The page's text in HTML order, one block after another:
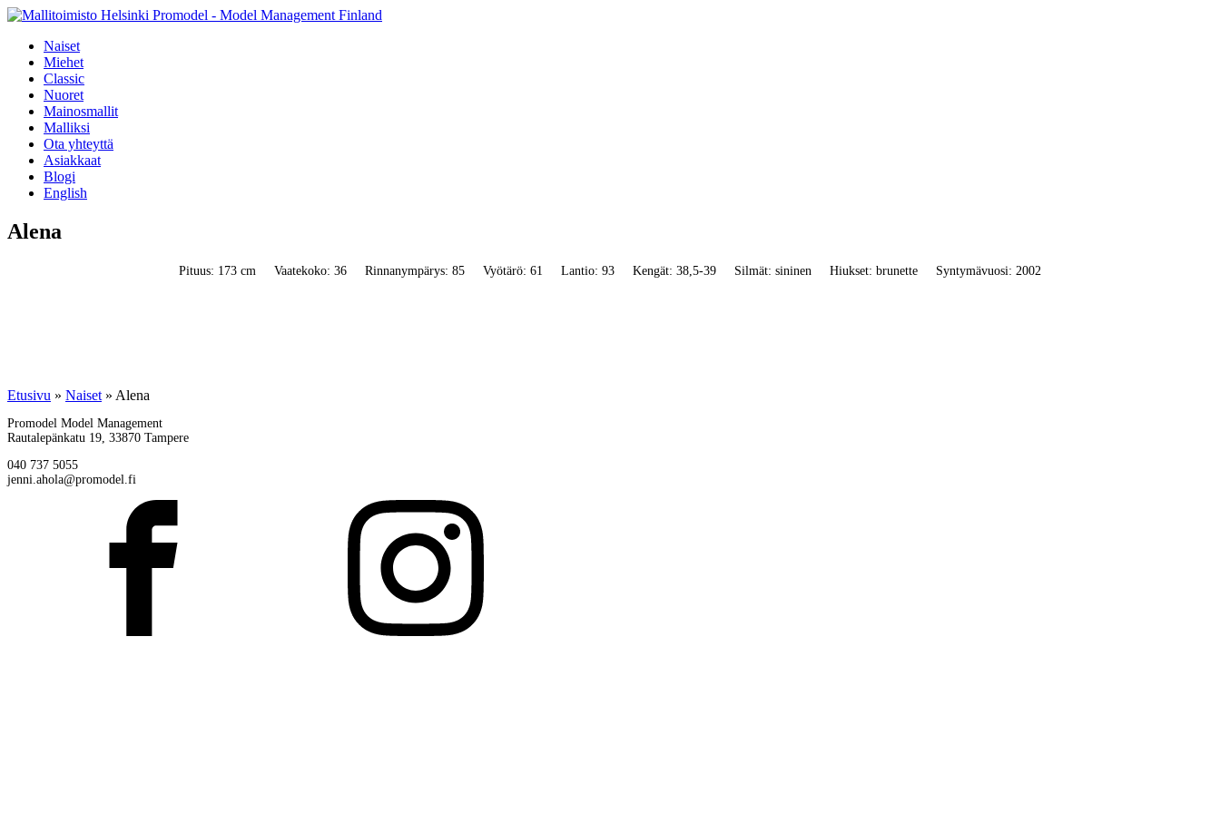
Naiset
Miehet
Classic
Nuoret
Mainosmallit
Malliksi
Ota yhteyttä
Asiakkaat
Blogi
English
Alena
Pituus: 173 cm Vaatekoko: 36 Rinnanympärys: 85 Vyötärö: 61 Lantio: 93 Kengät: 38,5-39 Silmät: sininen Hiukset: brunette Syntymävuosi: 2002
Etusivu » Naiset » Alena
Promodel Model Management
Rautalepänkatu 19, 33870 Tampere
040 737 5055
jenni.ahola@promodel.fi